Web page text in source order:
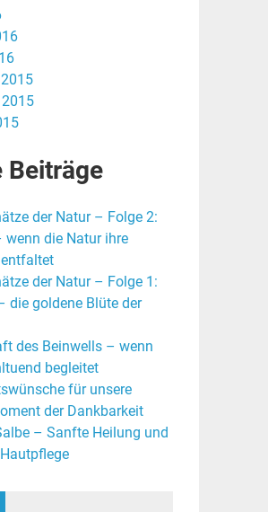
Beiträge
der Natur – Folge 2:
die Natur ihre
der Natur – Folge 1:
die goldene Blüte der
des Beinwells – wenn
begleitet
für unsere
der Dankbarkeit
– Sanfte Heilung und